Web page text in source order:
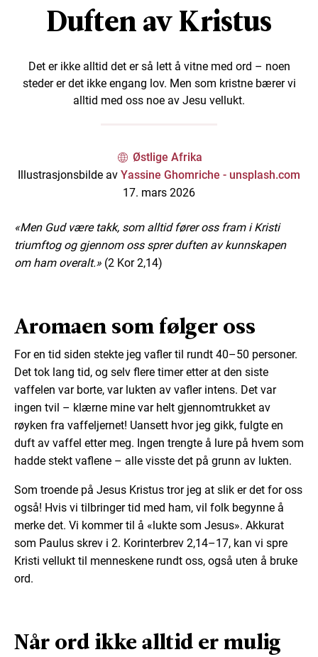
Duften av Kristus
Det er ikke alltid det er så lett å vitne med ord – noen
steder er det ikke engang lov. Men som kristne bærer vi
alltid med oss noe av Jesu vellukt.
Østlige Afrika
Illustrasjonsbilde av Yassine Ghomriche - unsplash.com
17. mars 2026
«Men Gud være takk, som alltid fører oss fram i Kristi
triumftog og gjennom oss sprer duften av kunnskapen
om ham overalt.» (2 Kor 2,14)
Aromaen som følger oss
For en tid siden stekte jeg vafler til rundt 40–50 personer.
Det tok lang tid, og selv flere timer etter at den siste
vaffelen var borte, var lukten av vafler intens. Det var
ingen tvil – klærne mine var helt gjennomtrukket av
røyken fra vaffeljernet! Uansett hvor jeg gikk, fulgte en
duft av vaffel etter meg. Ingen trengte å lure på hvem som
hadde stekt vaflene – alle visste det på grunn av lukten.
Som troende på Jesus Kristus tror jeg at slik er det for oss
også! Hvis vi tilbringer tid med ham, vil folk begynne å
merke det. Vi kommer til å «lukte som Jesus». Akkurat
som Paulus skrev i 2. Korinterbrev 2,14–17, kan vi spre
Kristi vellukt til menneskene rundt oss, også uten å bruke
ord.
Når ord ikke alltid er mulig